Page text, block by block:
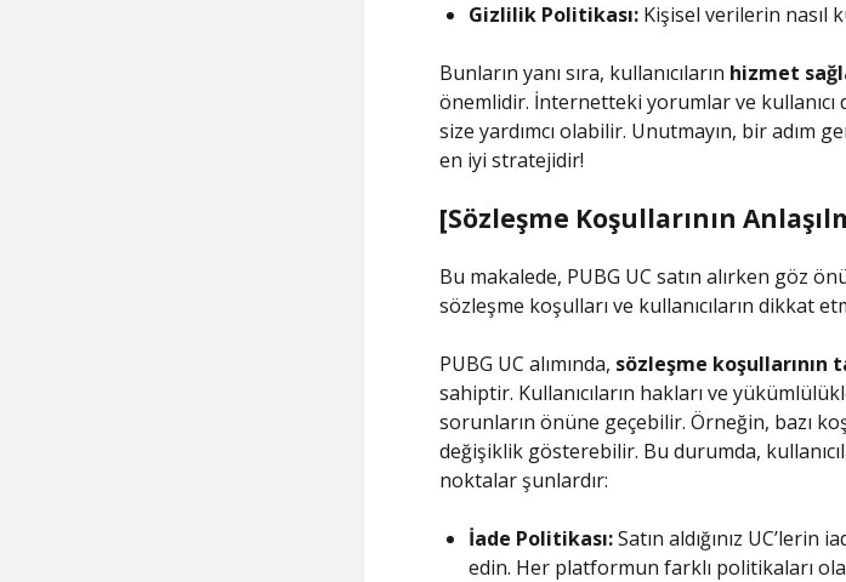
Gizlilik Politikası:Kişisel verilerin nasıl
Bunların yanı sıra, kullanıcıların hizmet
önemlidir. İnternetteki yorumlar ve
size yardımcı olabilir. Unutmayın, bir adım
en iyi stratejidir!
[Sözleşme Koşullarının
Bu makalede, PUBG UC satın alırken göz
sözleşme koşulları ve kullanıcıların dikkat
PUBG UC alımında, sözleşme koşullarının
sahiptir. Kullanıcıların hakları ve
sorunların önüne geçebilir. Örneğin, bazı
değişiklik gösterebilir. Bu durumda,
noktalar şunlardır:
İade Politikası:Satın aldığınız
edin. Her platformun farklı politikaları